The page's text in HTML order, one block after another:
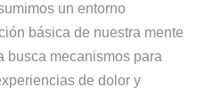
un entorno
básica de nuestra mente
busca mecanismos para
de dolor y